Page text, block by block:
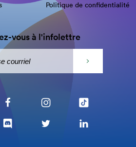
Politique de confidentialité
vous à l'infolettre